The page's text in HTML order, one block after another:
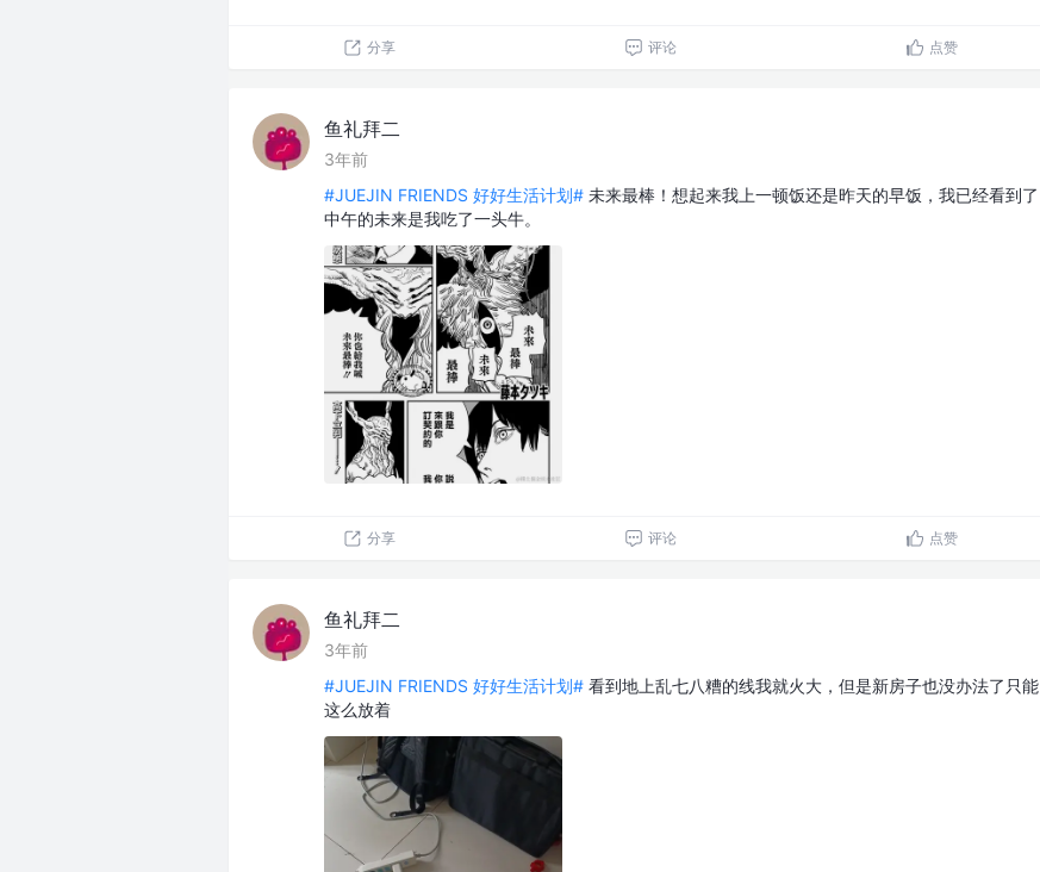
分享 评论 点赞
鱼礼拜二
3年前
#JUEJIN FRIENDS 好好生活计划# 未来最棒！想起来我上一顿饭还是昨天的早饭，我已经看到了
中午的未来是我吃了一头牛。
分享 评论 点赞
鱼礼拜二
3年前
#JUEJIN FRIENDS 好好生活计划# 看到地上乱七八糟的线我就火大，但是新房子也没办法了只能
这么放着